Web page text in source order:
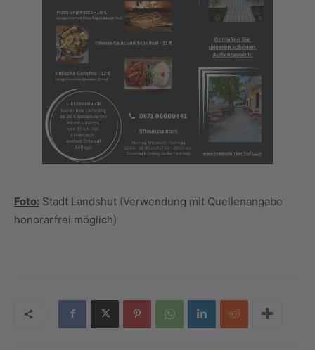
Foto: Stadt Landshut (Verwendung mit Quellenangabe
honorarfrei möglich)